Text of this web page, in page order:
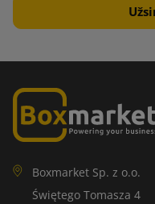
Boxmarket Sp. z o.o.
Świętego Tomasza 4